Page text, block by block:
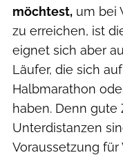
möchtest, um bei
zu erreichen, ist
eignet sich aber
Läufer, die sich
Halbmarathon
haben. Denn gute
Unterdistanzen
Voraussetzung